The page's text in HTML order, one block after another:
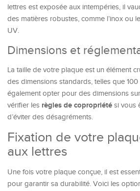
lettres est exposée aux intempéries, il
des matières robustes, comme l’inox ou
UV.
Dimensions et
La taille de votre plaque est un élément
des dimensions standards, telles que
également opter pour des dimensions
vérifier les règles de copropriété si vous
d’éviter des désagréments.
Fixation de votre
aux lettres
Une fois votre plaque conçue, il est
pour garantir sa durabilité. Voici les